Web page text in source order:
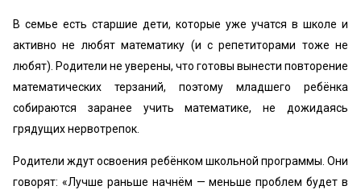
В семье есть старшие дети, которые уже учатся в школе и
активно не любят математику (и с репетиторами тоже не
любят). Родители не уверены, что готовы вынести повторение
математических терзаний, поэтому младшего ребёнка
собираются заранее учить математике, не дожидаясь
грядущих нервотрепок.
Родители ждут освоения ребёнком школьной программы. Они
говорят: «‎Лучше раньше начнём — меньше проблем будет в